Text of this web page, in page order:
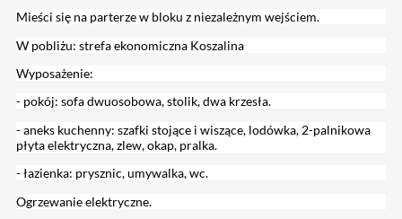
Mieści się na parterze w bloku z niezależnym wejściem.
W pobliżu: strefa ekonomiczna Koszalina
Wyposażenie:
- pokój: sofa dwuosobowa, stolik, dwa krzesła.
- aneks kuchenny: szafki stojące i wiszące, lodówka, 2-palnikowa
płyta elektryczna, zlew, okap, pralka.
- łazienka: prysznic, umywalka, wc.
Ogrzewanie elektryczne.